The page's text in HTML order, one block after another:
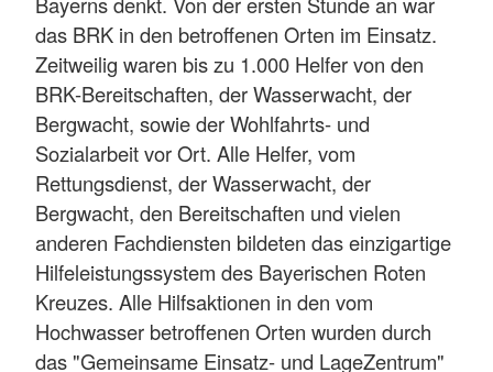
das BRK in den betroffenen Orten im Einsatz.
Zeitweilig waren bis zu 1.000 Helfer von den
BRK-Bereitschaften, der Wasserwacht, der
Bergwacht, sowie der Wohlfahrts- und
Sozialarbeit vor Ort. Alle Helfer, vom
Rettungsdienst, der Wasserwacht, der
Bergwacht, den Bereitschaften und vielen
anderen Fachdiensten bildeten das einzigartige
Hilfeleistungssystem des Bayerischen Roten
Kreuzes. Alle Hilfsaktionen in den vom
Hochwasser betroffenen Orten wurden durch
das "Gemeinsame Einsatz- und LageZentrum"